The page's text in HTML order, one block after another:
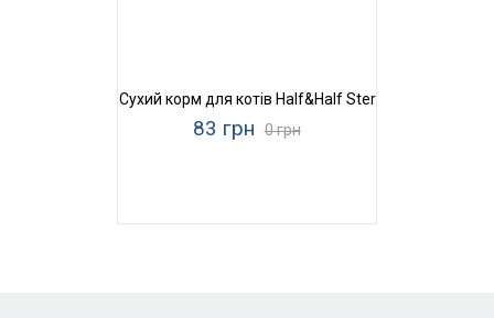
Сухий корм для котів Half&Half Sterilized Cats Beef
83 грн 0 грн